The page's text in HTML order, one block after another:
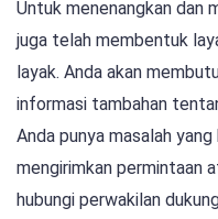
Untuk menenangkan dan
juga telah membentuk
layak. Anda akan
informasi tambahan
Anda punya masalah
mengirimkan permintaan
hubungi perwakilan